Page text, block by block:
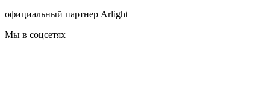
официальный партнер Arlight
Мы в соцсетях